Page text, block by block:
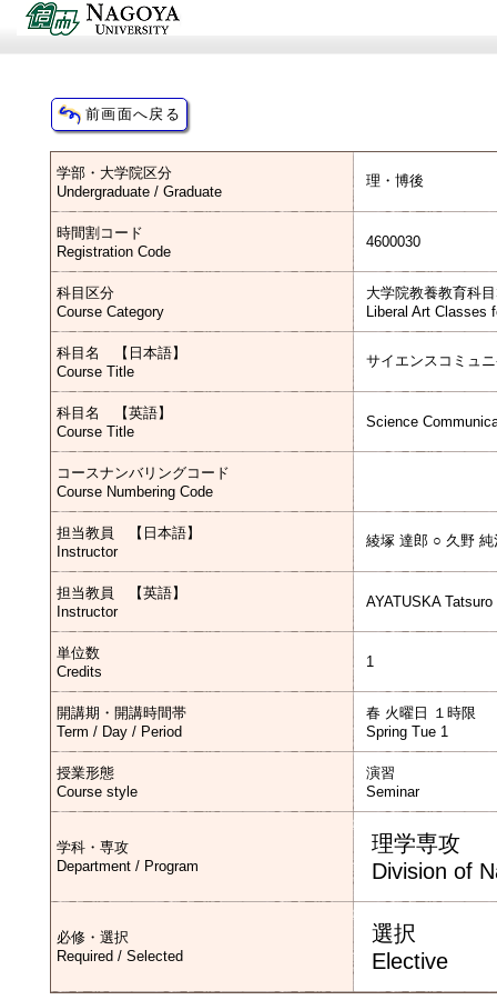
学部・大学院区分
Undergraduate / Graduate
理・博後
時間割コード
Registration Code
4600030
科目区分
Course Category
大学院教養教育科
Liberal Art Classes
科目名 【日本語】
Course Title
サイエンスコミュ
科目名 【英語】
Course Title
Science
コースナンバリングコード
Course Numbering Code
担当教員 【日本語】
Instructor
綾塚 達郎 ○ 久野 純
担当教員 【英語】
Instructor
AYATUSKA
単位数
Credits
1
開講期・開講時間帯
Term / Day / Period
春 火曜日 １時限
Spring Tue 1
授業形態
Course style
演習
Seminar
学科・専攻
Department / Program
理学専攻
Division of
必修・選択
Required / Selected
選択
Elective